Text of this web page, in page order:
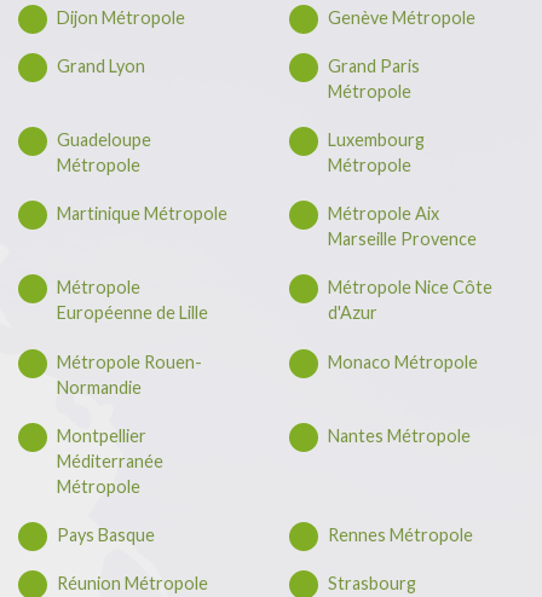
Dijon Métropole Genève Métropole
Grand Lyon
Grand Paris
Métropole
Guadeloupe
Métropole
Luxembourg
Métropole
Martinique Métropole
Métropole Aix
Marseille Provence
Métropole
Européenne de Lille
Métropole Nice Côte
d'Azur
Métropole Rouen-
Normandie
Monaco Métropole
Montpellier
Méditerranée
Métropole
Nantes Métropole
Pays Basque Rennes Métropole
Réunion Métropole
Strasbourg